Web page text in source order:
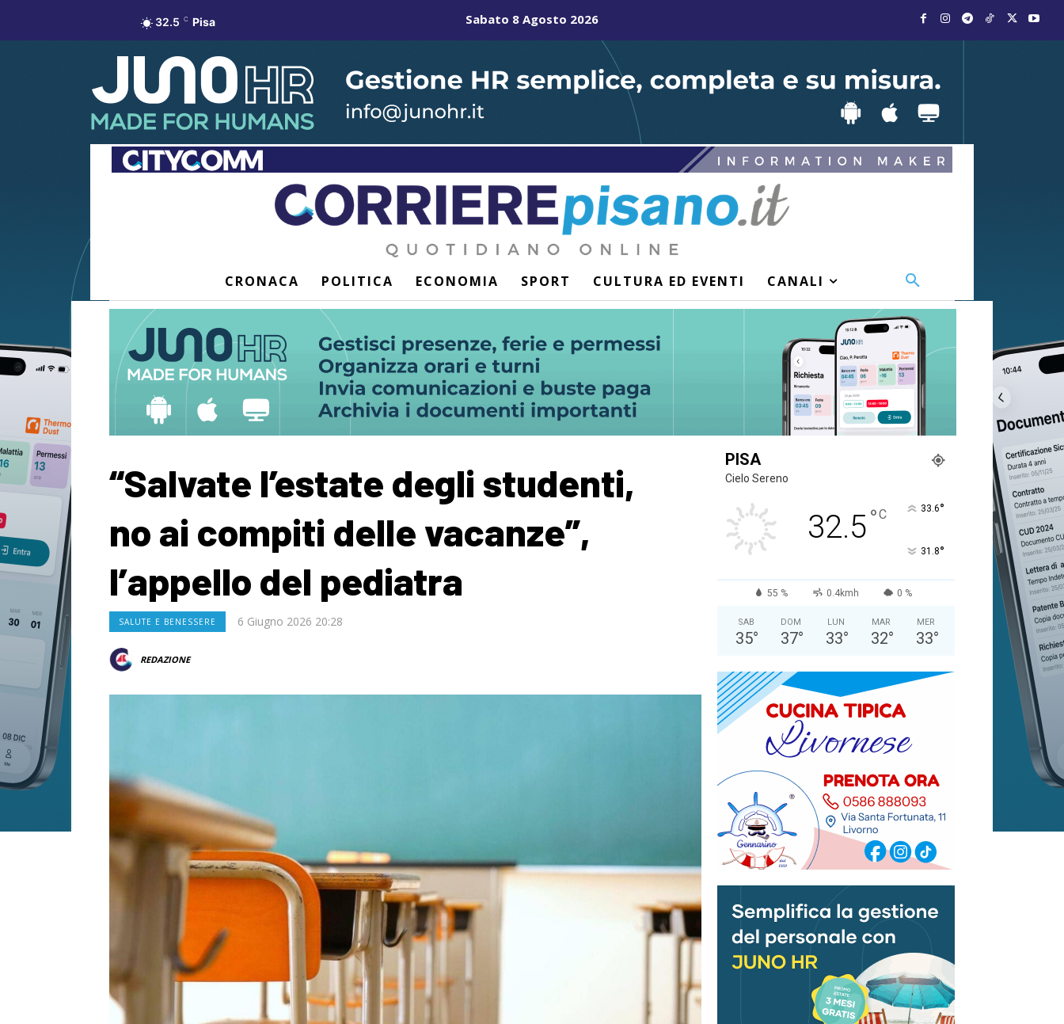
32.5 C Pisa Sabato 8 Agosto 2026
CRONACA POLITICA ECONOMIA SPORT CULTURA ED EVENTI CANALI
“Salvate l’estate degli studenti,
no ai compiti delle vacanze”,
l’appello del pediatra
SALUTE E BENESSERE 6 Giugno 2026 20:28
REDAZIONE
PISA
Cielo Sereno
32.5°C 33.6°
31.8°
55 % 0.4kmh 0 %
SAB
35°
DOM
37°
LUN
33°
MAR
32°
MER
33°